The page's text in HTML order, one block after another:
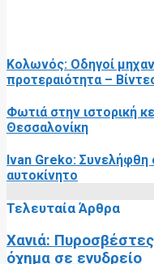
Κολωνός: Οδηγοί
προτεραιότητα –
Φωτιά στην ιστορική
Θεσσαλονίκη
Ivan Greko: Συνελήφθη
αυτοκίνητο
Τελευταία Άρθρα
Χανιά:
όχημα σε ενυδρείο